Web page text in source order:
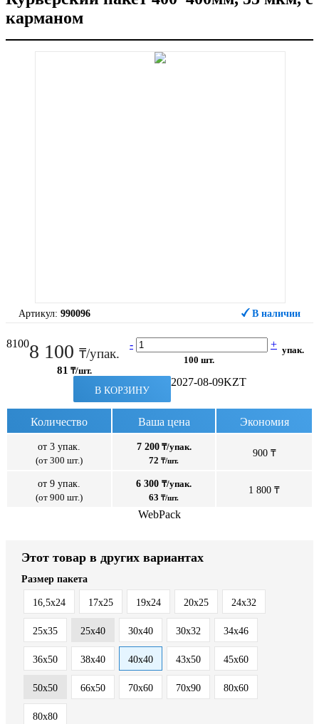
карманом
Артикул: 990096 В наличии
81008 100 ₸/упак.
81 ₸/шт.
- +
100 шт.
упак.
В КОРЗИНУ
2027-08-09KZT
Количество Ваша цена Экономия
от 3 упак.
(от 300 шт.)
7 200₸/упак.
72 ₸/шт.
900 ₸
от 9 упак.
(от 900 шт.)
6 300 ₸/упак.
63 ₸/шт.
1 800 ₸
WebPack
Этот товар в других вариантах
Размер пакета
16,5х24 17x25 19х24 20x25 24х32
25x35 25x40 30x40 30х32 34х46
36х50 38х40 40x40 43х50 45x60
50x50 66х50 70x60 70х90 80х60
80х80